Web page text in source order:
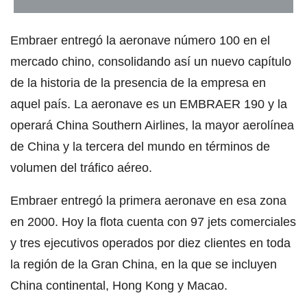
Embraer entregó la aeronave número 100 en el
mercado chino, consolidando así un nuevo capítulo
de la historia de la presencia de la empresa en
aquel país. La aeronave es un EMBRAER 190 y la
operará China Southern Airlines, la mayor aerolínea
de China y la tercera del mundo en términos de
volumen del tráfico aéreo.
Embraer entregó la primera aeronave en esa zona
en 2000. Hoy la flota cuenta con 97 jets comerciales
y tres ejecutivos operados por diez clientes en toda
la región de la Gran China, en la que se incluyen
China continental, Hong Kong y Macao.